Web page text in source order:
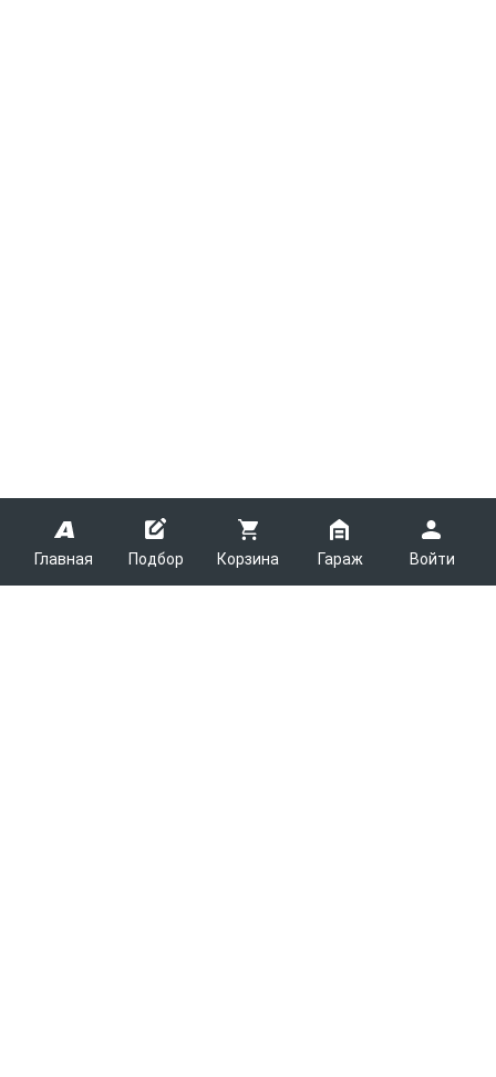
Главная Подбор Корзина Гараж Войти